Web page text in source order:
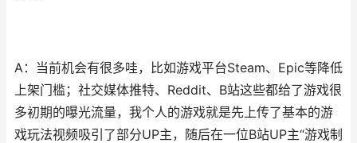
A：当前机会有很多哇，比如游戏平台Steam、Epic等降低
上架门槛；社交媒体推特、Reddit、B站这些都给了游戏很
多初期的曝光流量，我个人的游戏就是先上传了基本的游
戏玩法视频吸引了部分UP主，随后在一位B站UP主“游戏制